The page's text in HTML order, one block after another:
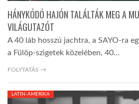
HÁNYKÓDÓ HAJÓN TALÁLTÁK MEG A
VILÁGUTAZÓT
A 40 láb hosszú jachtra, a SAYO-ra
a Fülöp-szigetek közelében, 40…
FOLYTATÁS →
LATIN-AMERIKA